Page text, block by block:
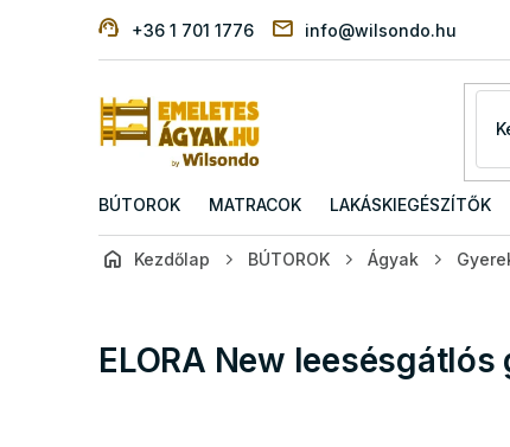
+36 1 701 1776 info@wilsondo.hu
BÚTOROK MATRACOK LAKÁSKIEGÉSZÍTŐK
Kezdőlap BÚTOROK Ágyak
ELORA New